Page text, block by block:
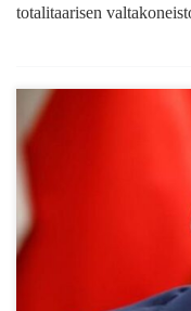
totalitaarisen
Puola näyttää
pääministeri: ”Emme
politiikkaa
näin EU-